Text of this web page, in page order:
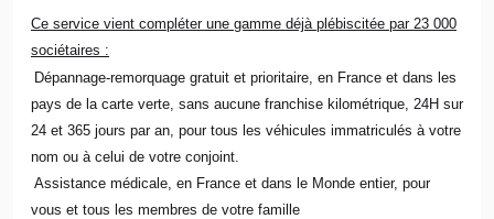
Ce service vient compléter une gamme déjà plébiscitée par 23 000
sociétaires :
Dépannage-remorquage gratuit et prioritaire, en France et dans les
pays de la carte verte, sans aucune franchise kilométrique, 24H sur
24 et 365 jours par an, pour tous les véhicules immatriculés à votre
nom ou à celui de votre conjoint.
Assistance médicale, en France et dans le Monde entier, pour
vous et tous les membres de votre famille